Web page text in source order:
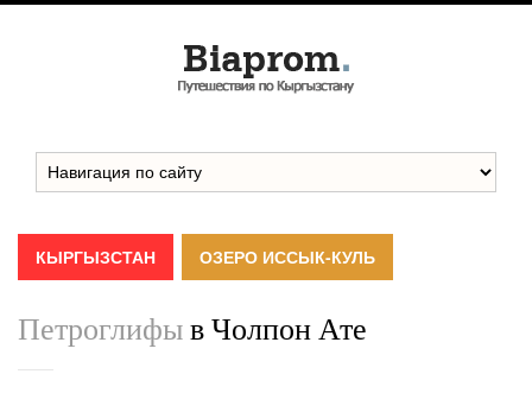
КЫРГЫЗСТАН ОЗЕРО ИССЫК-КУЛЬ
Петроглифыв Чолпон Ате